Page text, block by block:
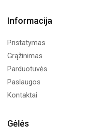
Informacija
Pristatymas
Grąžinimas
Parduotuvės
Paslaugos
Kontaktai
Gėlės